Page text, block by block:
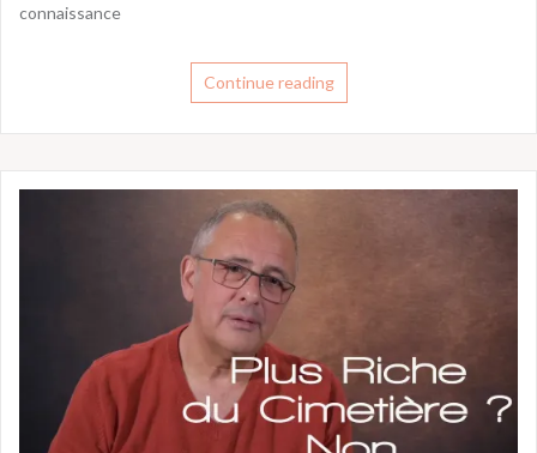
connaissance
Continue reading